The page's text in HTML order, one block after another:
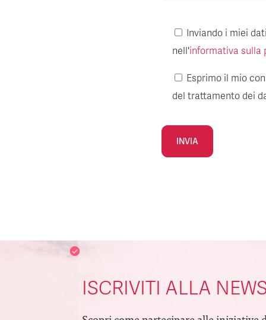
Inviando i miei
nell'informativa sulla
Esprimo il mio
del trattamento dei
ISCRIVITI ALLA